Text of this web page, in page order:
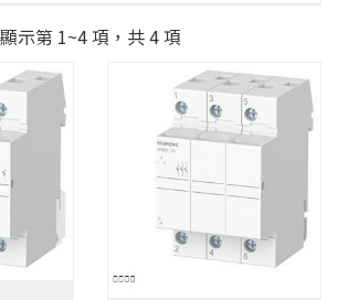
顯示第 1~4 項，共 4 項